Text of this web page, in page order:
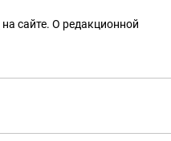
на сайте. О редакционной